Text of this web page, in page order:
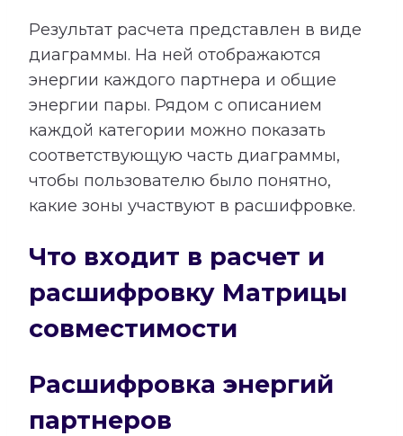
Результат расчета представлен в виде
диаграммы. На ней отображаются
энергии каждого партнера и общие
энергии пары. Рядом с описанием
каждой категории можно показать
соответствующую часть диаграммы,
чтобы пользователю было понятно,
какие зоны участвуют в расшифровке.
Что входит в расчет и
расшифровку Матрицы
совместимости
Расшифровка энергий
партнеров